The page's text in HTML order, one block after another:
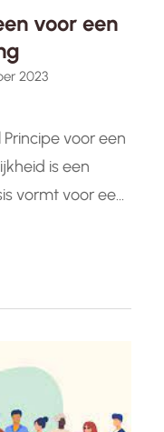
voor een
2023
voor een
is een
vormt voor een
van
geslacht,